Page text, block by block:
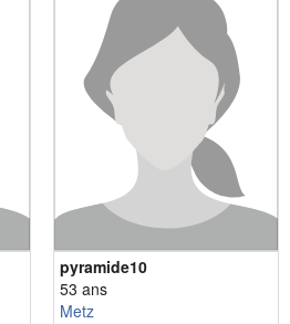
pyramide10
53 ans
Metz